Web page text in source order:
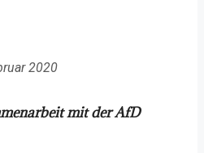
2020
mit der AfD